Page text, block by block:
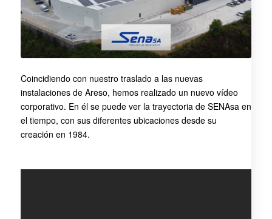
Coincidiendo con nuestro traslado a las nuevas
instalaciones de Areso, hemos realizado un nuevo vídeo
corporativo. En él se puede ver la trayectoria de SENAsa en
el tiempo, con sus diferentes ubicaciones desde su
creación en 1984.